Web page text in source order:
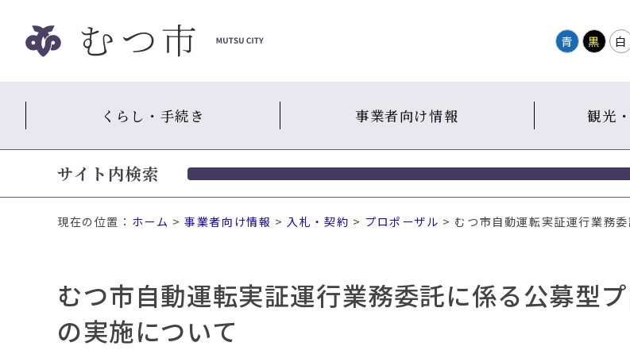
ッ
青 黒 白
くらし・手続き 事業者向け情報 観光
サイト内検索
現在の位置： ホーム >事業者向け情報 > 入札・契約 > プロポーザル > むつ市自動運転実証運行業務
むつ市自動運転実証運行業務委託に係る公募型
の実施について